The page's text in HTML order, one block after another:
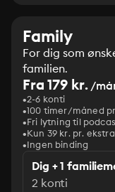
Family
For dig som
familien.
Fra 179 kr./
2-6 konti
100 timer/måned
Fri lytning til
Kun 39 kr. pr.
Ingen binding
Dig + 1
2 konti